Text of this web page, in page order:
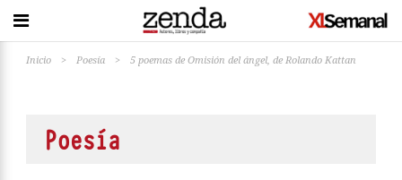
Inicio > Poesía > 5 poemas de Omisión del ángel, de Rolando Kattan
Poesía